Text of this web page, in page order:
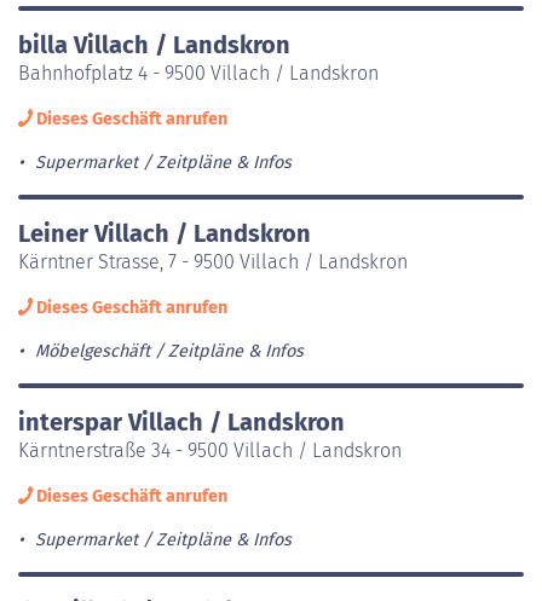
billa Villach / Landskron
Bahnhofplatz 4 - 9500 Villach / Landskron
Dieses Geschäft anrufen
Supermarket Zeitpläne & Infos
Leiner Villach / Landskron
Kärntner Strasse, 7 - 9500 Villach / Landskron
Dieses Geschäft anrufen
Möbelgeschäft Zeitpläne & Infos
interspar Villach / Landskron
Kärntnerstraße 34 - 9500 Villach / Landskron
Dieses Geschäft anrufen
Supermarket Zeitpläne & Infos